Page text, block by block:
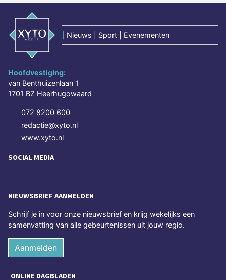
Nieuws | Sport | Evenementen
Hoofdvestiging:
van Benthuizenlaan 1
1701 BZ Heerhugowaard
072 8200 600
redactie@xyto.nl
www.xyto.nl
SOCIAL MEDIA
NIEUWSBRIEF AANMELDEN
Schrijf je in voor onze nieuwsbrief en krijg wekelijks een
samenvatting van alle gebeurtenissen uit jouw regio.
Aanmelden
ONLINE DAGBLADEN